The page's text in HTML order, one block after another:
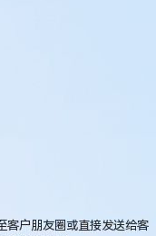
客户朋友圈或直接发送给客